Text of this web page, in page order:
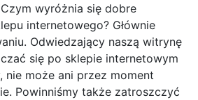
wyróżnia się dobre
internetowego? Głównie
Odwiedzający naszą witrynę
się po sklepie internetowym
nie może ani przez moment
Powinniśmy także zatroszczyć